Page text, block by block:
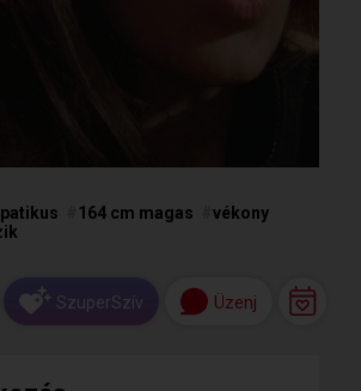
164 cm magas
vékony
SzuperSzív Üzenj